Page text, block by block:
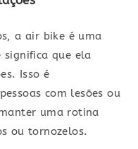
a air bike é uma
significa que ela
Isso é
com lesões ou
uma rotina
ou tornozelos.